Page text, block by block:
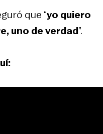
que “yo quiero
uno de verdad”.